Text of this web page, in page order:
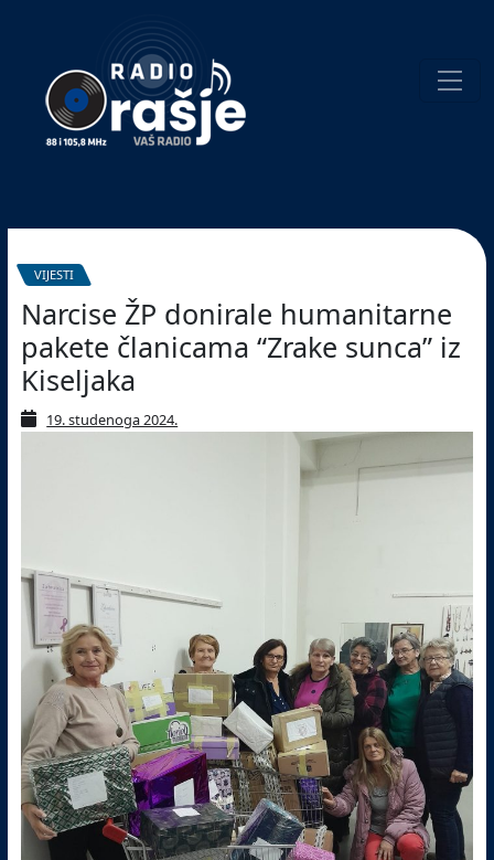
website!
VIJESTI
Narcise ŽP donirale humanitarne
pakete članicama “Zrake sunca” iz
Kiseljaka
19. studenoga 2024.